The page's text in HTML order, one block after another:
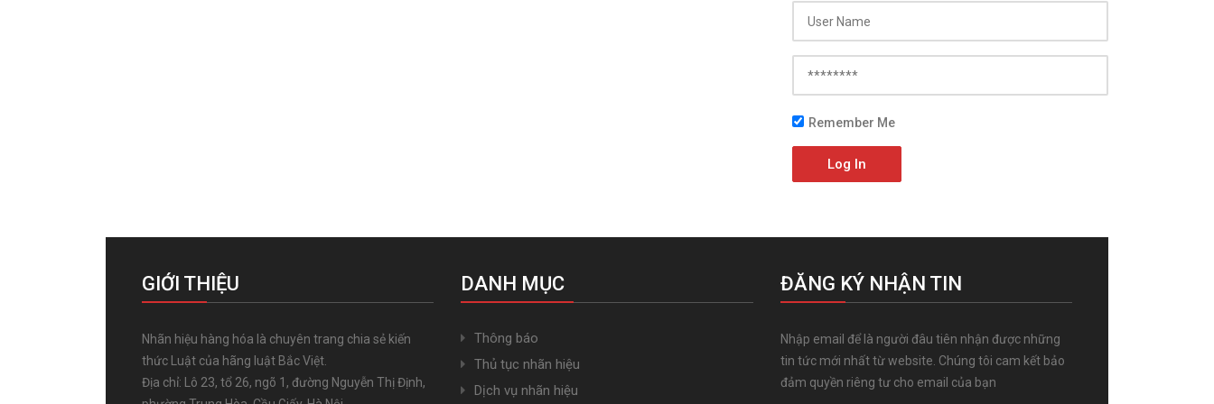
Remember Me
Log In
GIỚI THIỆU
Nhãn hiệu hàng hóa là chuyên trang chia sẻ kiến
thức Luật của hãng luật Bắc Việt.
Địa chỉ: Lô 23, tổ 26, ngõ 1, đường Nguyễn Thị Định,
DANH MỤC
Thông báo
Thủ tục nhãn hiệu
Dịch vụ nhãn hiệu
ĐĂNG KÝ NHẬN TIN
Nhập email để là người đâu tiên nhận được những
tin tức mới nhất từ website. Chúng tôi cam kết bảo
đảm quyền riêng tư cho email của bạn